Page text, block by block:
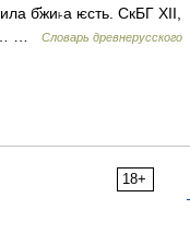
б҃жи˫а ѥсть. СкБГ XII,
…
Словарь древнерусского
18+